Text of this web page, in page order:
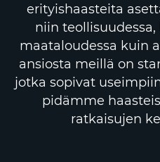
erityishaasteita
niin
maataloudessa kuin
ansiosta meillä on
jotka sopivat
pidämme
ratkaisujen